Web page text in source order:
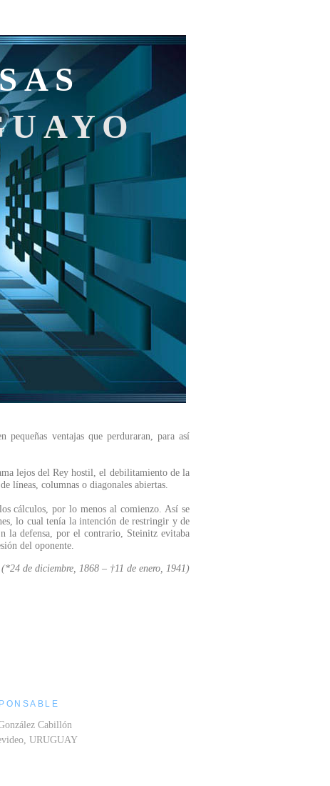
pequeñas ventajas que perduraran, para así
lejos del Rey hostil, el debilitamiento de la
líneas, columnas o diagonales abiertas.
cálculos, por lo menos al comienzo. Así se
lo cual tenía la intención de restringir y de
la defensa, por el contrario, Steinitz evitaba
del oponente.
de diciembre, 1868 – †11 de enero, 1941)
Cabillón
URUGUAY